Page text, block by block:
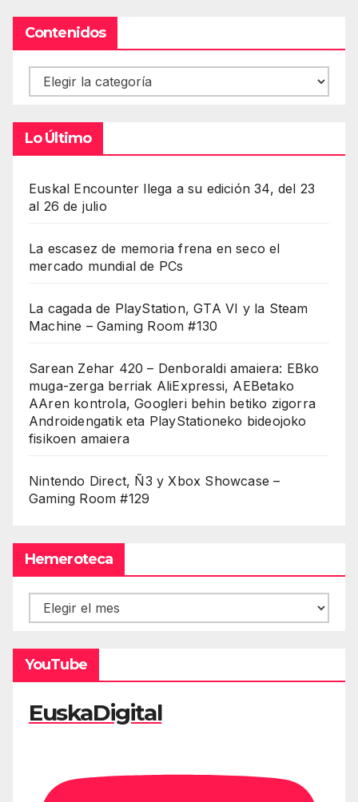
Contenidos
Contenidos
Lo Último
Euskal Encounter llega a su edición 34, del 23
al 26 de julio
La escasez de memoria frena en seco el
mercado mundial de PCs
La cagada de PlayStation, GTA VI y la Steam
Machine – Gaming Room #130
Sarean Zehar 420 – Denboraldi amaiera: EBko
muga-zerga berriak AliExpressi, AEBetako
AAren kontrola, Googleri behin betiko zigorra
Androidengatik eta PlayStationeko bideojoko
fisikoen amaiera
Nintendo Direct, Ñ3 y Xbox Showcase –
Gaming Room #129
Hemeroteca
Hemeroteca
YouTube
EuskaDigital